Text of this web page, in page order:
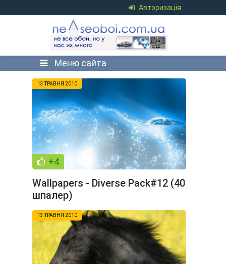
Авторизація
Меню сайта
13 ТРАВНЯ 2010
+4
Wallpapers - Diverse Pack#12 (40
шпалер)
13 ТРАВНЯ 2010